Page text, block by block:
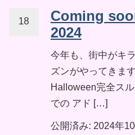
18
Coming
2024
今年も、街中がキ
ズンがやってきま
Halloween完全ス
での アド […]
公開済み: 2024年